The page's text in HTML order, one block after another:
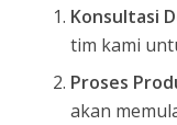
Konsultasi
tim kami
Proses
akan